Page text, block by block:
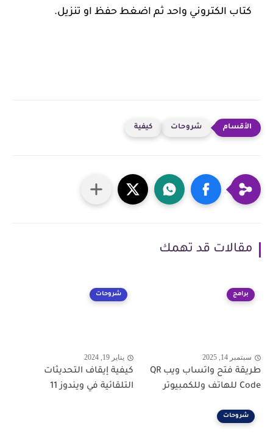
كتاب الكتروني واحد ثم اضغط حفظ او تنزيل.
شروحات كيفية
مقالات قد تهمك
برامج
سبتمبر 14, 2025
طريقة فتح واتساب ويب QR
Code للهاتف وللكمبيوتر
شروحات
يناير 19, 2024
كيفية إيقاف التحديثات
التلقائية في ويندوز 11
شروحات